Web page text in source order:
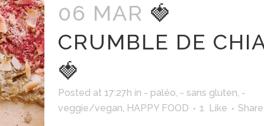
06 MAR 🍓
CRUMBLE DE
🍓
Posted at 17:27h in - paléo, - sans gluten, -
veggie/vegan, HAPPY FOOD 1 Like Share